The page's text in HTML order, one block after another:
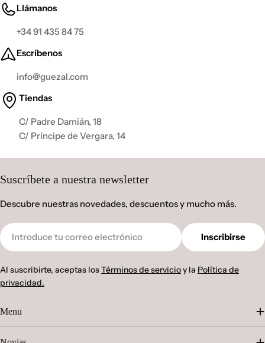
Llámanos
+34 91 435 84 75
Escríbenos
info@guezal.com
Tiendas
C/ Padre Damián, 18
C/ Príncipe de Vergara, 14
Suscríbete a nuestra newsletter
Descubre nuestras novedades, descuentos y mucho más.
Correo
electrónico
Inscribirse
Al suscribirte, aceptas losTérminos de servicioy la Política de
privacidad.
Menu